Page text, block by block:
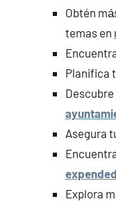
Obtén
temas en
Planifica
Asegura
Explora